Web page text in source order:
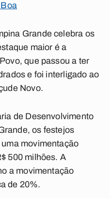
Grande celebra os
maior é a
que passou a ter
e foi interligado ao
Novo.
de Desenvolvimento
os festejos
movimentação
500 milhões. A
a movimentação
de 20%.